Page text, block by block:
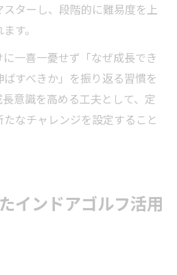
ターし、段階的に難易度を上
す。
一喜一憂せず「なぜ成長でき
すべきか」を振り返る習慣を
意識を高める工夫として、定
なチャレンジを設定すること
インドアゴルフ活用